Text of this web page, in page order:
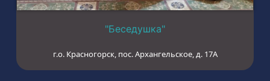
"Беседушка"
г.о. Красногорск, пос. Архангельское, д. 17А